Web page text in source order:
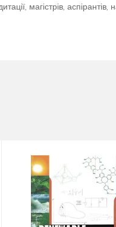
магістрів, аспірантів,